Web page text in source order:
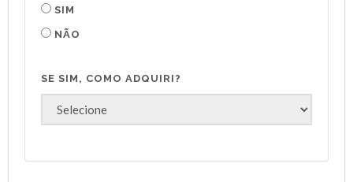
SIM
NÃO
SE SIM, COMO ADQUIRI?